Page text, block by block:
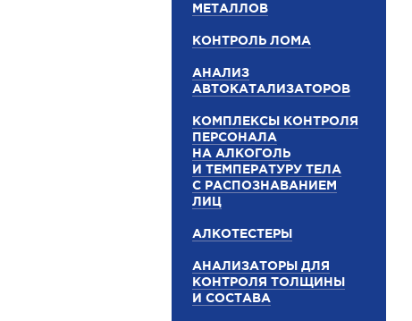
МЕТАЛЛОВ
КОНТРОЛЬ ЛОМА
АНАЛИЗ
АВТОКАТАЛИЗАТОРОВ
КОМПЛЕКСЫ КОНТРОЛЯ
ПЕРСОНАЛА
НА АЛКОГОЛЬ
И ТЕМПЕРАТУРУ ТЕЛА
С РАСПОЗНАВАНИЕМ
ЛИЦ
АЛКОТЕСТЕРЫ
АНАЛИЗАТОРЫ ДЛЯ
КОНТРОЛЯ ТОЛЩИНЫ
И СОСТАВА